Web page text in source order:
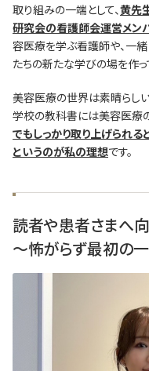
取り組みの一端として、黄先
研究会の看護師会運営メン
容医療を学ぶ看護師や、一
たちの新たな学びの場を作っ
美容医療の世界は素晴らし
学校の教科書には美容医療の
でもしっかり取り上げられ
というのが私の理想です。
読者や患者さまへ
～怖がらず最初の